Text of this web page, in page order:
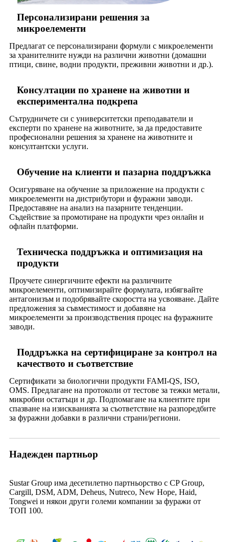
Персонализирани решения за
микроелементи
Предлагат се персонализирани формули с микроелементи
за хранителните нужди на различни животни (домашни
птици, свине, водни продукти, преживни животни и др.).
Консултации по хранене на животни и
експериментална подкрепа
Сътрудничете си с университетски преподаватели и
експерти по хранене на животните, за да предоставите
професионални решения за хранене на животните и
консултантски услуги.
Обучение на клиенти и пазарна поддръжка
Осигуряване на обучение за приложение на продукти с
микроелементи на дистрибутори и фуражни заводи.
Предоставяне на анализ на пазарните тенденции.
Съдействие за промотиране на продукти чрез онлайн и
офлайн платформи.
Техническа поддръжка и оптимизация на
продукти
Проучете синергичните ефекти на различните
микроелементи, оптимизирайте формулата, избягвайте
антагонизъм и подобрявайте скоростта на усвояване. Дайте
предложения за съвместимост и добавяне на
микроелементи за производствения процес на фуражните
заводи.
Поддръжка на сертифициране за контрол на
качеството и съответствие
Сертификати за биологични продукти FAMI-QS, ISO,
OMS. Предлагане на протоколи от тестове за тежки метали,
микробни остатъци и др. Подпомагане на клиентите при
спазване на изискванията за съответствие на разпоредбите
за фуражни добавки в различни страни/региони.
Надежден партньор
Sustar Group има десетилетно партньорство с CP Group,
Cargill, DSM, ADM, Deheus, Nutreco, New Hope, Haid,
Tongwei и някои други големи компании за фуражи от
ТОП 100.